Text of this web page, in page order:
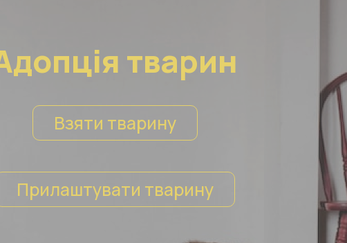
тварин
Взяти тварину
Прилаштувати тварину